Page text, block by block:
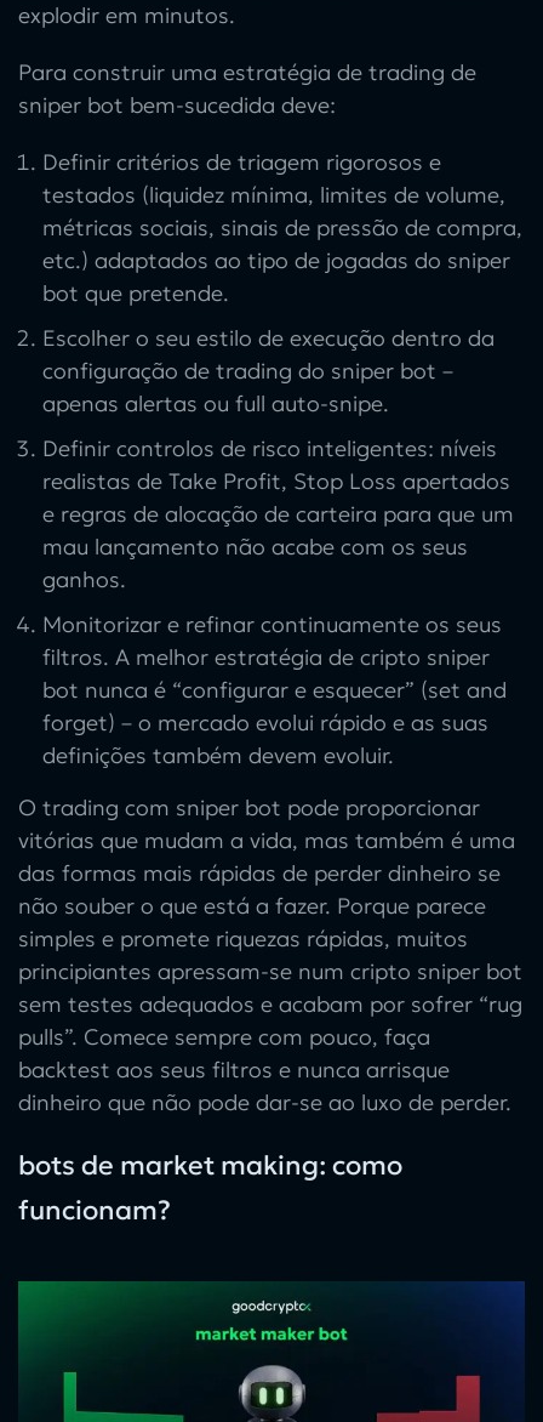
explodir em minutos.
Para construir uma estratégia de trading de
sniper bot bem-sucedida deve:
Definir critérios de triagem rigorosos e
testados (liquidez mínima, limites de volume,
métricas sociais, sinais de pressão de compra,
etc.) adaptados ao tipo de jogadas do sniper
bot que pretende.
Escolher o seu estilo de execução dentro da
configuração de trading do sniper bot –
apenas alertas ou full auto-snipe.
Definir controlos de risco inteligentes: níveis
realistas de Take Profit, Stop Loss apertados
e regras de alocação de carteira para que um
mau lançamento não acabe com os seus
ganhos.
Monitorizar e refinar continuamente os seus
filtros. A melhor estratégia de cripto sniper
bot nunca é “configurar e esquecer” (set and
forget) – o mercado evolui rápido e as suas
definições também devem evoluir.
O trading com sniper bot pode proporcionar
vitórias que mudam a vida, mas também é uma
das formas mais rápidas de perder dinheiro se
não souber o que está a fazer. Porque parece
simples e promete riquezas rápidas, muitos
principiantes apressam-se num cripto sniper bot
sem testes adequados e acabam por sofrer “rug
pulls”. Comece sempre com pouco, faça
backtest aos seus filtros e nunca arrisque
dinheiro que não pode dar-se ao luxo de perder.
bots de market making: como
funcionam?